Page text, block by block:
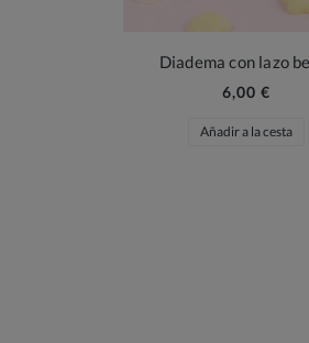
Diadema con lazo
6,00 €
Añadir a la cesta